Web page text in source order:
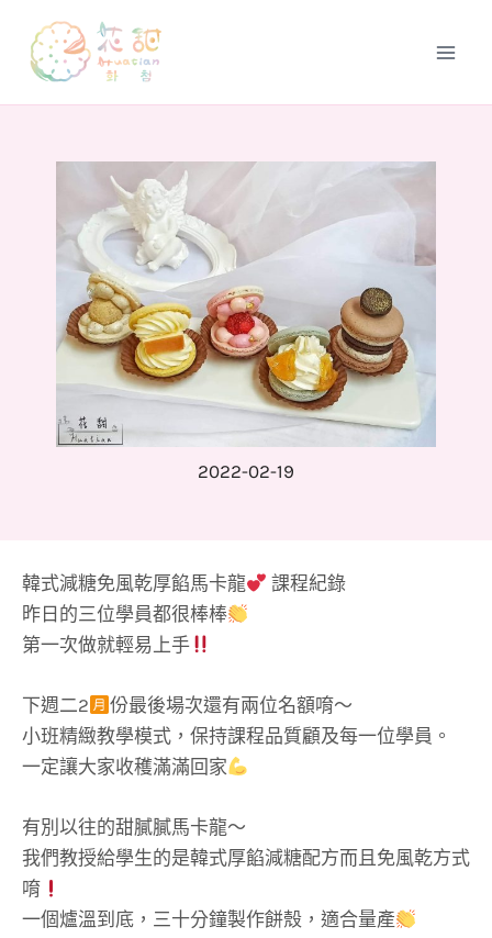
要
2022-02-19
韓式減糖免風乾厚餡馬卡龍
課程紀錄
昨日的三位學員都很棒棒
第一次做就輕易上手
下週二2
份最後場次還有兩位名額唷～
小班精緻教學模式，保持課程品質顧及每一位學員。
一定讓大家收穫滿滿回家
有別以往的甜膩膩馬卡龍～
我們教授給學生的是韓式厚餡減糖配方而且免風乾方式
唷
一個爐溫到底，三十分鐘製作餅殼，適合量產